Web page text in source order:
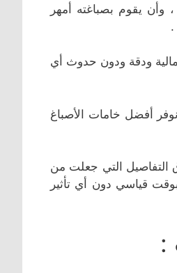
وأن يقوم بصباغته أمهر
.
ودقة ودون حدوث أي
أفضل خامات الأصباغ
التفاصيل التي جعلت من
قياسي دون أي تأثير
: